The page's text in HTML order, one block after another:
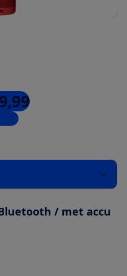
/ met accu